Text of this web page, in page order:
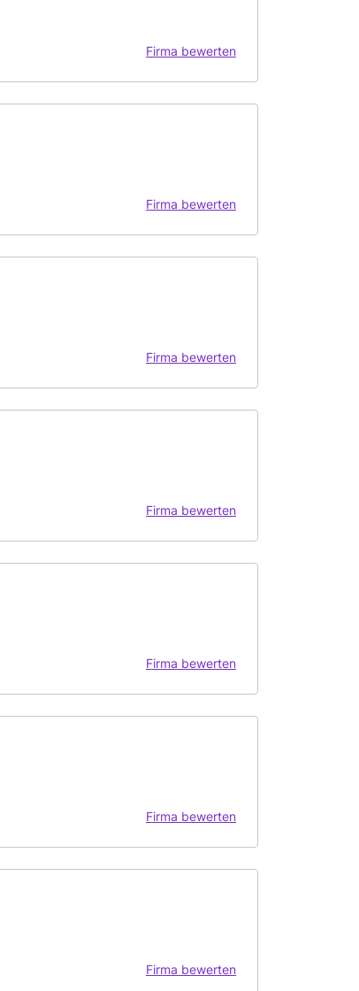
Firma bewerten
Firma bewerten
Firma bewerten
Firma bewerten
Firma bewerten
Firma bewerten
Firma bewerten